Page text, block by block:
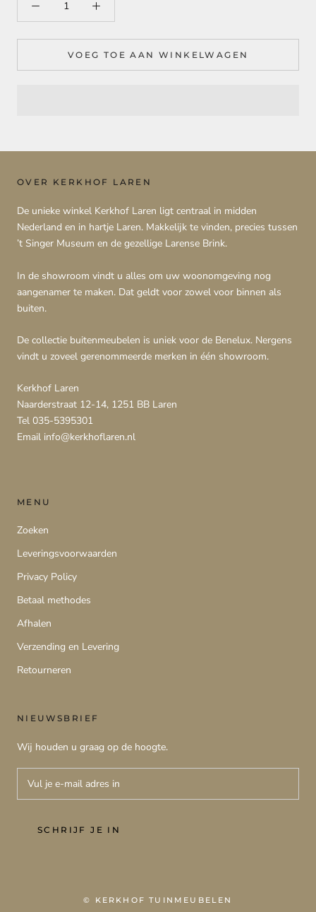
VOEG TOE AAN WINKELWAGEN
OVER KERKHOF LAREN
De unieke winkel Kerkhof Laren ligt centraal in midden
Nederland en in hartje Laren. Makkelijk te vinden, precies tussen
’t Singer Museum en de gezellige Larense Brink.
In de showroom vindt u alles om uw woonomgeving nog
aangenamer te maken. Dat geldt voor zowel voor binnen als
buiten.
De collectie buitenmeubelen is uniek voor de Benelux. Nergens
vindt u zoveel gerenommeerde merken in één showroom.
Kerkhof Laren
Naarderstraat 12-14, 1251 BB Laren
Tel 035-5395301
Email info@kerkhoflaren.nl
MENU
Zoeken
Leveringsvoorwaarden
Privacy Policy
Betaal methodes
Afhalen
Verzending en Levering
Retourneren
NIEUWSBRIEF
Wij houden u graag op de hoogte.
SCHRIJF JE IN
© KERKHOF TUINMEUBELEN